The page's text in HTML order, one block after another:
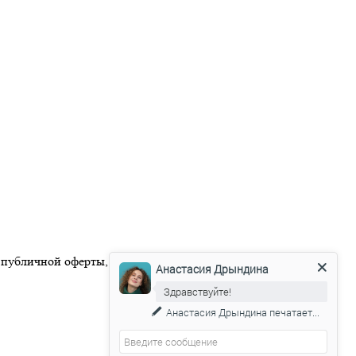
оферты, размещенной на официальном веб-сайте
Анастасия Дрындина
Здравствуйте!
Анастасия Дрындина печатает...